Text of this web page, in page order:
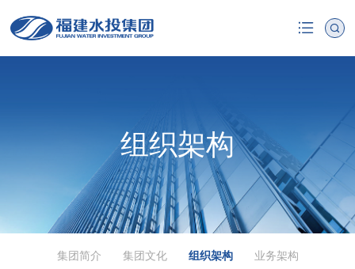
组织架构
集团简介 集团文化 组织架构 业务架构